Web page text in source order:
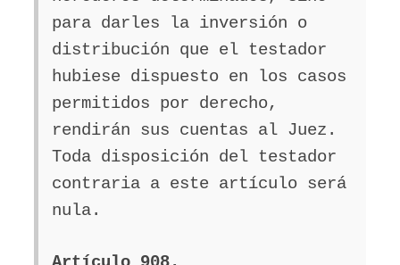
para darles la inversión o
distribución que el testador
hubiese dispuesto en los casos
permitidos por derecho,
rendirán sus cuentas al Juez.
Toda disposición del testador
contraria a este artículo será
nula.